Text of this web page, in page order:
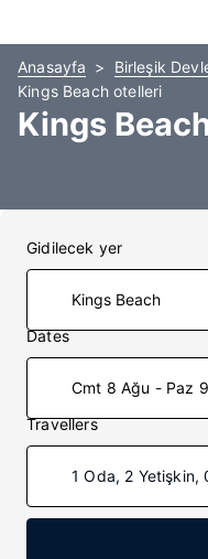
Anasayfa Birleşik
Kings Beach otelleri
Kings
Gidilecek yer
Dates
Cmt 8 Ağu - Paz
Travellers
1 Oda, 2 Yetişkin,